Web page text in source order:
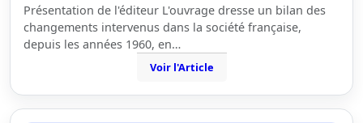
Présentation de l'éditeur L'ouvrage dresse un bilan des
changements intervenus dans la société française,
depuis les années 1960, en…
Voir l'Article